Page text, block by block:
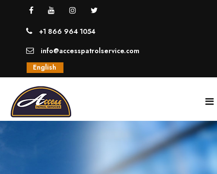
+1 866 964 1054
info@accesspatrolservice.com
English